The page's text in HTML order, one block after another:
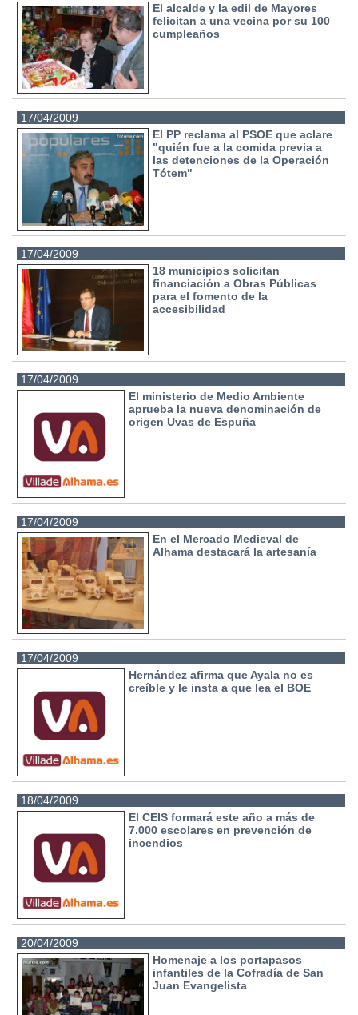
El alcalde y la edil de Mayores
felicitan a una vecina por su 100
cumpleaños
17/04/2009
El PP reclama al PSOE que aclare
"quién fue a la comida previa a
las detenciones de la Operación
Tótem"
17/04/2009
18 municipios solicitan
financiación a Obras Públicas
para el fomento de la
accesibilidad
17/04/2009
El ministerio de Medio Ambiente
aprueba la nueva denominación de
origen Uvas de Espuña
17/04/2009
En el Mercado Medieval de
Alhama destacará la artesanía
17/04/2009
Hernández afirma que Ayala no es
creíble y le insta a que lea el BOE
18/04/2009
El CEIS formará este año a más de
7.000 escolares en prevención de
incendios
20/04/2009
Homenaje a los portapasos
infantiles de la Cofradía de San
Juan Evangelista